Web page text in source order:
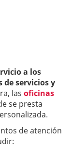
a los
de servicios y
las oficinas
se presta
de atención